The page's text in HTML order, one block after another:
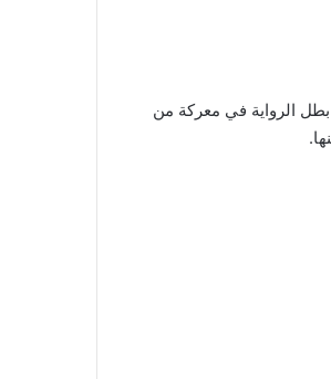
بطل الرواية في معركة من